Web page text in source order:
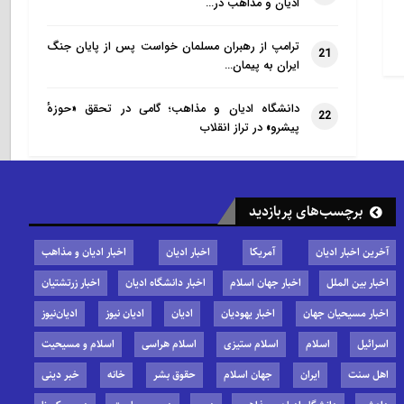
21
ترامپ از رهبران مسلمان خواست پس از پایان جنگ
ایران به پیمان…
22
دانشگاه ادیان و مذاهب؛ گامی در تحقق «حوزهٔ
پیشرو» در تراز انقلاب
برچسب‌های پربازدید
آخرین اخبار ادیان آمریکا اخبار ادیان
اخبار ادیان و مذاهب
اخبار بین الملل
اخبار جهان اسلام اخبار دانشگاه ادیان
اخبار زرتشتیان
اخبار مسیحیان جهان
اخبار یهودیان ادیان ادیان نیوز
ادیان‌نیوز
اسرائیل
اسلام اسلام ستیزی اسلام هراسی
اسلام و مسیحیت
اهل سنت
ایران جهان اسلام حقوق بشر خانه
خبر دینی